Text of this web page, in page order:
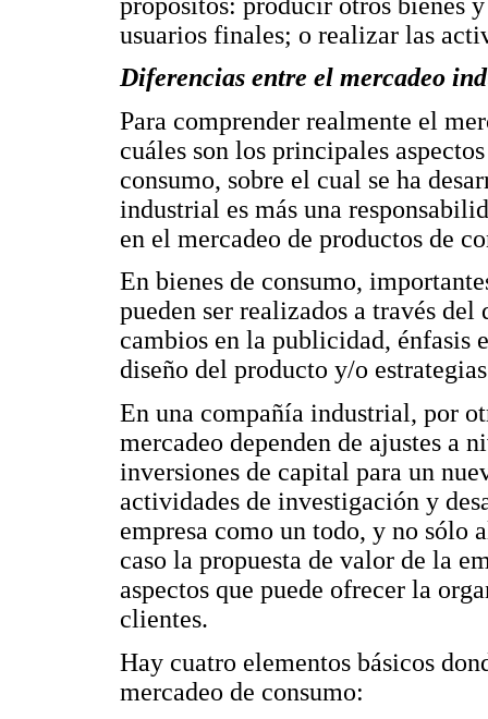
usuarios finales; o realizar las
Diferencias entre el mercadeo
Para comprender realmente el
cuáles son los principales
consumo, sobre el cual se ha
industrial es más una
en el mercadeo de productos de
En bienes de consumo,
pueden ser realizados a través
cambios en la publicidad, énfasis
diseño del producto y/o
En una compañía industrial, por
mercadeo dependen de ajustes a
inversiones de capital para un
actividades de investigación y
empresa como un todo, y no sólo
caso la propuesta de valor de la
aspectos que puede ofrecer la
clientes.
Hay cuatro elementos básicos
mercadeo de consumo: